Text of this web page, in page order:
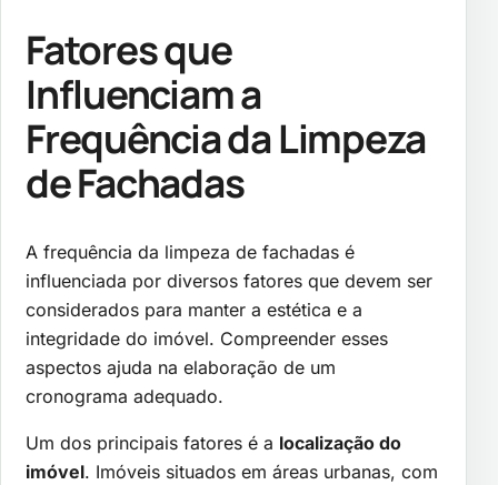
Fatores que
Influenciam a
Frequência da Limpeza
de Fachadas
A frequência da limpeza de fachadas é
influenciada por diversos fatores que devem ser
considerados para manter a estética e a
integridade do imóvel. Compreender esses
aspectos ajuda na elaboração de um
cronograma adequado.
Um dos principais fatores é a localização do
imóvel. Imóveis situados em áreas urbanas, com